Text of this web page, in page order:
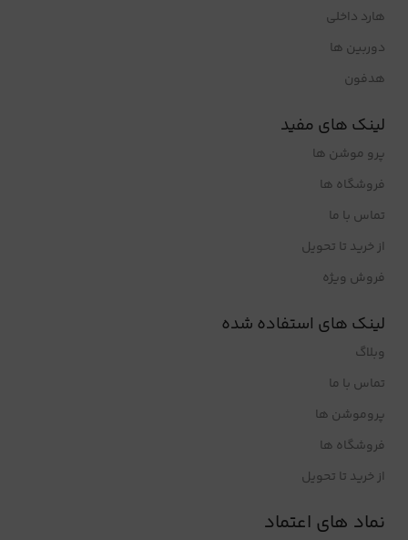
هارد داخلی
دوربین ها
هدفون
لینک های مفید
پرو موشن ها
فروشگاه ها
تماس با ما
از خرید تا تحویل
فروش ویژه
لینک های استفاده شده
وبلاگ
تماس با ما
پروموشن ها
فروشگاه ها
از خرید تا تحویل
نماد های اعتماد